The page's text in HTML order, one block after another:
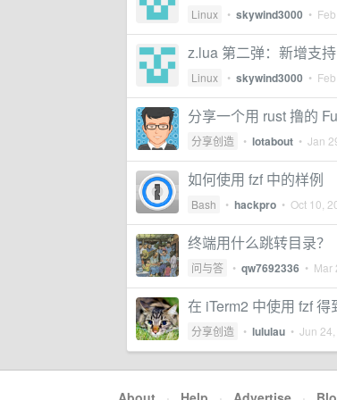
Linux • skywind3000 •
z.lua 第二弹：新增支
Linux • skywind3000 •
分享一个用 rust 撸的
分享创造 • lotabout • Jan
如何使用 fzf 中的样例
Bash • hackpro • Oct 10,
终端用什么跳转目录？
问与答 • qw7692336 • Mar
在 iTerm2 中使用 fzf
分享创造 • lululau • Jun